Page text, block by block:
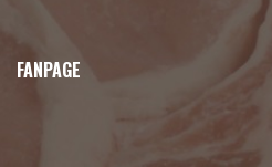
FANPAGE